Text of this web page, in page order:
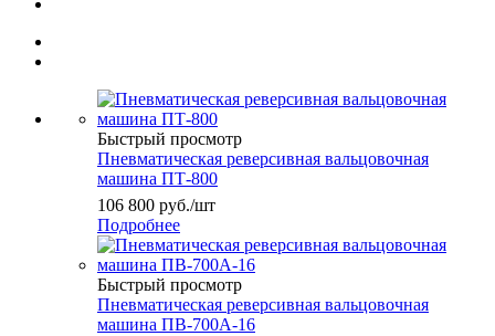
Быстрый просмотр
Пневматическая реверсивная вальцовочная
машина ПТ-800
106 800 руб./шт
Подробнее
Быстрый просмотр
Пневматическая реверсивная вальцовочная
машина ПВ-700А-16